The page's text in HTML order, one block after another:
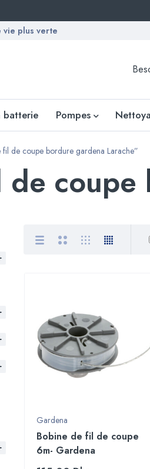
vie plus verte
batterie Pompes
fil de coupe bordure gardena Larache”
coupe
Gardena
Bobine de fil de coupe
6m- Gardena